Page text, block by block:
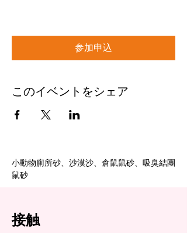
参加申込
このイベントをシェア
小動物廁所砂、沙漠沙、倉鼠鼠砂、吸臭結團
鼠砂
接触